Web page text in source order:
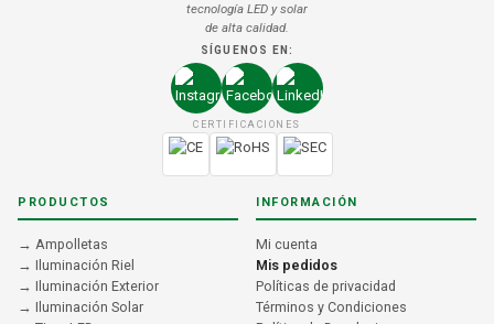
tecnología LED y solar
de alta calidad.
SÍGUENOS EN:
CERTIFICACIONES
PRODUCTOS
→ Ampolletas
→ Iluminación Riel
→ Iluminación Exterior
→ Iluminación Solar
INFORMACIÓN
Mi cuenta
Mis pedidos
Políticas de privacidad
Términos y Condiciones